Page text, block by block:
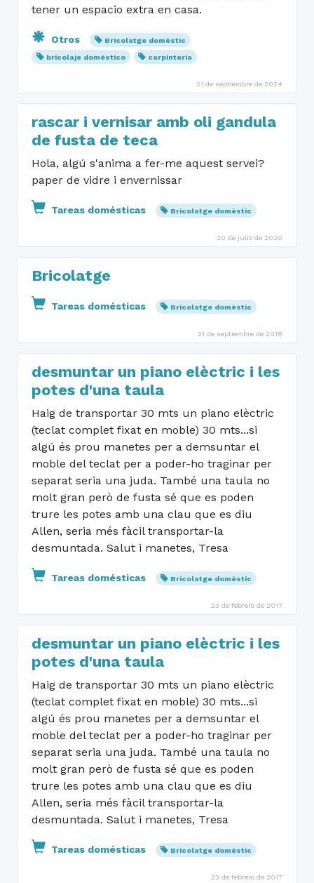
tener un espacio extra en casa.
Otros
Bricolatge domèstic
bricolaje doméstico
carpinteria
21 de septiembre de 2024
rascar i vernisar amb oli gandula
de fusta de teca
Hola, algú s'anima a fer-me aquest servei?
paper de vidre i envernissar
Tareas domésticas Bricolatge domèstic
20 de julio de 2020
Bricolatge
Tareas domésticas Bricolatge domèstic
21 de septiembre de 2018
desmuntar un piano elèctric i les
potes d'una taula
Haig de transportar 30 mts un piano elèctric
(teclat complet fixat en moble) 30 mts...si
algú és prou manetes per a demsuntar el
moble del teclat per a poder-ho traginar per
separat seria una juda. També una taula no
molt gran però de fusta sé que es poden
trure les potes amb una clau que es diu
Allen, seria més fàcil transportar-la
desmuntada. Salut i manetes, Tresa
Tareas domésticas Bricolatge domèstic
23 de febrero de 2017
desmuntar un piano elèctric i les
potes d'una taula
Haig de transportar 30 mts un piano elèctric
(teclat complet fixat en moble) 30 mts...si
algú és prou manetes per a demsuntar el
moble del teclat per a poder-ho traginar per
separat seria una juda. També una taula no
molt gran però de fusta sé que es poden
trure les potes amb una clau que es diu
Allen, seria més fàcil transportar-la
desmuntada. Salut i manetes, Tresa
Tareas domésticas Bricolatge domèstic
23 de febrero de 2017